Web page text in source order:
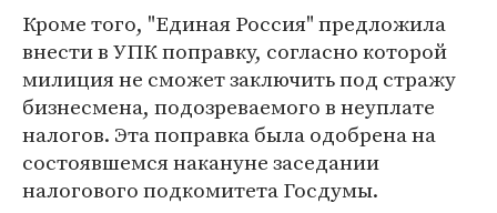
Кроме того, "Единая Россия" предложила
внести в УПК поправку, согласно которой
милиция не сможет заключить под стражу
бизнесмена, подозреваемого в неуплате
налогов. Эта поправка была одобрена на
состоявшемся накануне заседании
налогового подкомитета Госдумы.